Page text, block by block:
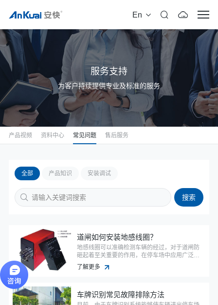
En
服务支持
为客户持续提供专业及标准的服务
产品视频 资料中心 常见问题 售后服务
全部 产品知识 安装调试
搜索
道闸如何安装地感线圈？
地感线圈可以准确检测车辆的经过，对于道闸防
砸起着至关重要的作用，在停车场中应用广泛，
今天安快带大家看看地感线圈如何施工。
了解更多
车牌识别常见故障排除方法